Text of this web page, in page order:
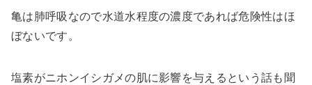
亀は肺呼吸なので水道水程度の濃度であれば危険性はほ
ぼないです。
塩素がニホンイシガメの肌に影響を与えるという話も聞